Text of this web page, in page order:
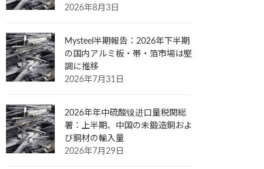
2026年8月3日
Mysteel半期報告：2026年下半期
の国内アルミ板・帯・箔市場は堅
調に推移
2026年7月31日
2026年年中硫酸镍进口量税関総
署：上半期、中国の未鍛造銅およ
び銅材の輸入量
2026年7月29日